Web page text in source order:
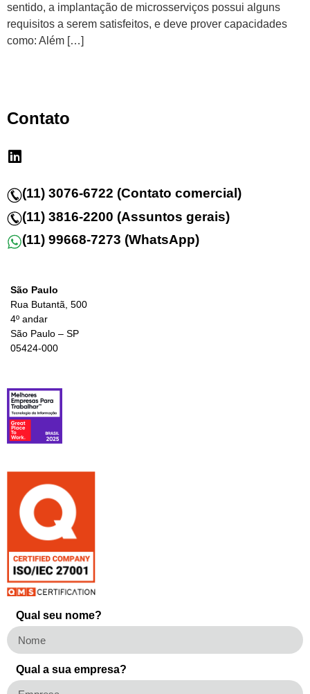
sentido, a implantação de microsserviços possui alguns
requisitos a serem satisfeitos, e deve prover capacidades
como: Além […]
Contato
(11) 3076-6722 (Contato comercial)
(11) 3816-2200 (Assuntos gerais)
(11) 99668-7273 (WhatsApp)
São Paulo
Rua Butantã, 500
4º andar
São Paulo – SP
05424-000
Qual seu nome?
Qual a sua empresa?